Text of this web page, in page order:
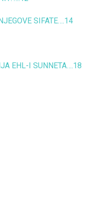
SIFATE….14
EHL-I SUNNETA….18